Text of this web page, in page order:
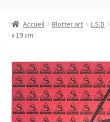
Boutique
Affiches
Blotter art
A Propos
Accueil Blotter art L.S.D
x 19 cm